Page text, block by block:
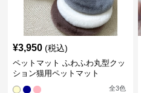
¥3,950 (税込)
ペットマット ふわふわ丸型クッ
ション猫用ペットマット
全3色